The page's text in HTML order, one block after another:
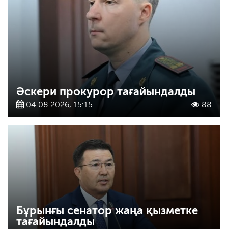
Әскери прокурор тағайындалды
04.08.2026, 15:15 88
Бұрынғы сенатор жаңа қызметке
тағайындалды